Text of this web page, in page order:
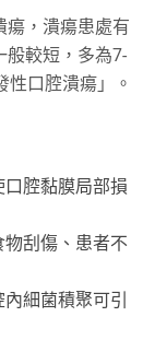
瘍，潰瘍患處有
般較短，多為7-
口腔潰瘍」。
腔黏膜局部損
刮傷、患者不
細菌積聚可引